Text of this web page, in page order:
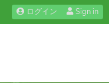
ログイン Sign in